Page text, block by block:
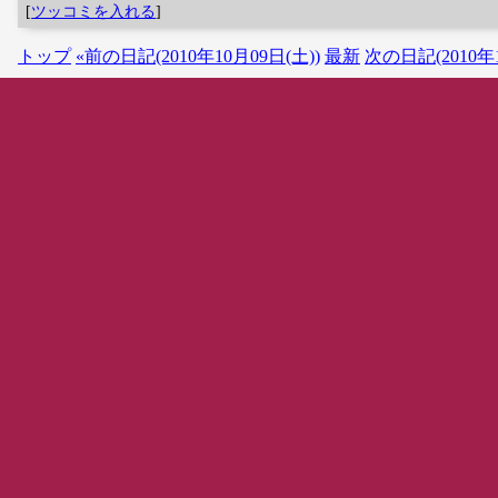
[ツッコミを入れる]
トップ «前の日記(2010年10月09日(土)) 最新 次の日記(2010